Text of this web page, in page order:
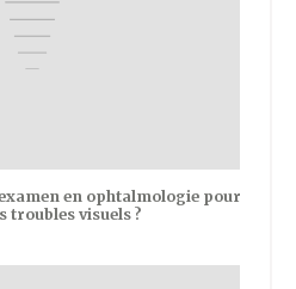
en ophtalmologie pour
troubles visuels ?